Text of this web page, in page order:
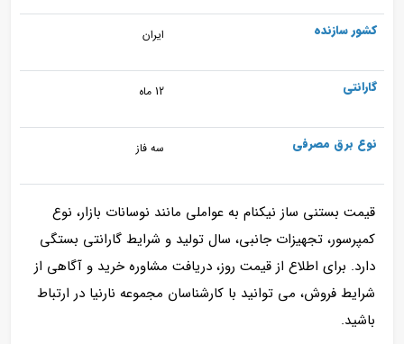
کشور سازنده ایران
گارانتی 12 ماه
نوع برق مصرفی سه فاز
قیمت بستنی ساز نیکنام به عواملی مانند نوسانات بازار، نوع
کمپرسور، تجهیزات جانبی، سال تولید و شرایط گارانتی بستگی
دارد. برای اطلاع از قیمت روز، دریافت مشاوره خرید و آگاهی از
شرایط فروش، می‌ توانید با کارشناسان مجموعه نارنیا در ارتباط
باشید.